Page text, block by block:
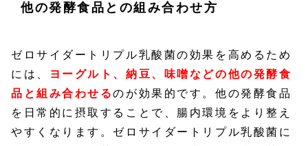
他の発酵食品との組み合わせ方
ゼロサイダートリプル乳酸菌の効果を高めるため
には、
ヨーグルト、納豆、味噌などの他の発酵食
品と組み合わせるのが効果的です。他の発酵食品
を日常的に摂取することで、腸内環境をより整え
やすくなります。ゼロサイダートリプル乳酸菌に